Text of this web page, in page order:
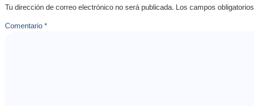
Tu dirección de correo electrónico no será publicada. Los campos
Comentario *